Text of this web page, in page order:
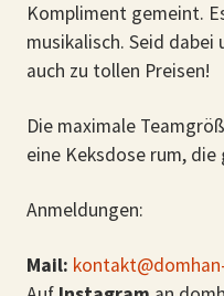
Kompliment gemeint.
musikalisch. Seid dabei
auch zu tollen Preisen!
Die maximale
eine Keksdose rum,
Anmeldungen:
Mail: